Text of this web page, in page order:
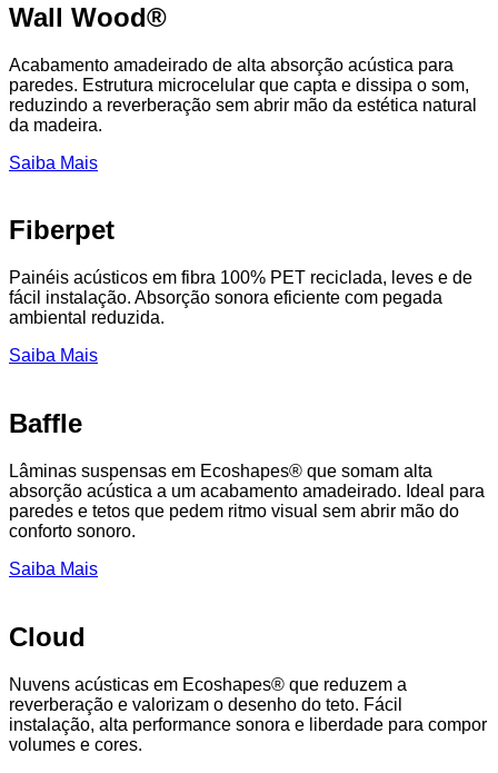
Wall Wood®
Acabamento amadeirado de alta absorção acústica para
paredes. Estrutura microcelular que capta e dissipa o som,
reduzindo a reverberação sem abrir mão da estética natural
da madeira.
Saiba Mais
Fiberpet
Painéis acústicos em fibra 100% PET reciclada, leves e de
fácil instalação. Absorção sonora eficiente com pegada
ambiental reduzida.
Saiba Mais
Baffle
Lâminas suspensas em Ecoshapes® que somam alta
absorção acústica a um acabamento amadeirado. Ideal para
paredes e tetos que pedem ritmo visual sem abrir mão do
conforto sonoro.
Saiba Mais
Cloud
Nuvens acústicas em Ecoshapes® que reduzem a
reverberação e valorizam o desenho do teto. Fácil
instalação, alta performance sonora e liberdade para compor
volumes e cores.